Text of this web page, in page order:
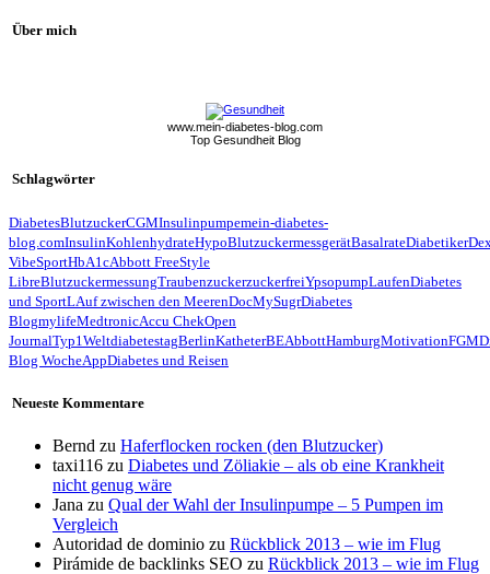
Über mich
www.mein-diabetes-blog.com
Top Gesundheit Blog
Schlagwörter
DiabetesBlutzuckerCGMInsulinpumpemein-diabetes-
blog.comInsulinKohlenhydrateHypoBlutzuckermessgerätBasalrateDiabetiker
VibeSportHbA1cAbbott FreeStyle
LibreBlutzuckermessungTraubenzuckerzuckerfreiYpsopumpLaufenDiabetes
und SportLAuf zwischen den MeerenDocMySugrDiabetes
BlogmylifeMedtronicAccu ChekOpen
JournalTyp1WeltdiabetestagBerlinKatheterBEAbbottHamburgMotivationFGM
Blog WocheAppDiabetes und Reisen
Neueste Kommentare
Bernd zu Haferflocken rocken (den Blutzucker)
taxi116 zu Diabetes und Zöliakie – als ob eine Krankheit
nicht genug wäre
Jana zu Qual der Wahl der Insulinpumpe – 5 Pumpen im
Vergleich
Autoridad de dominio zu Rückblick 2013 – wie im Flug
Pirámide de backlinks SEO zu Rückblick 2013 – wie im Flug